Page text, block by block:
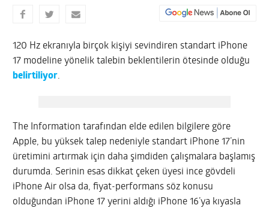
120 Hz ekranıyla birçok kişiyi sevindiren standart iPhone
17 modeline yönelik talebin beklentilerin ötesinde olduğu
belirtiliyor.
The Information tarafından elde edilen bilgilere göre
Apple, bu yüksek talep nedeniyle standart iPhone 17’nin
üretimini artırmak için daha şimdiden çalışmalara başlamış
durumda. Serinin esas dikkat çeken üyesi ince gövdeli
iPhone Air olsa da, fiyat-performans söz konusu
olduğundan iPhone 17 yerini aldığı iPhone 16’ya kıyasla